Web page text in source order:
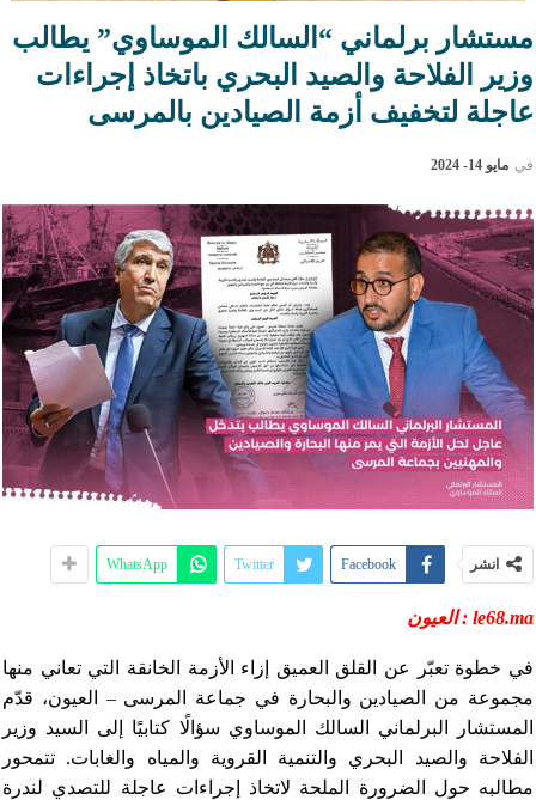
مستشار برلماني “السالك الموساوي” يطالب
وزير الفلاحة والصيد البحري باتخاذ إجراءات
عاجلة لتخفيف أزمة الصيادين بالمرسى
في مايو 14- 2024
انشر Facebook
Twitter
WhatsApp
le68.ma : العيون
في خطوة تعبّر عن القلق العميق إزاء الأزمة الخانقة التي تعاني منها
مجموعة من الصيادين والبحارة في جماعة المرسى – العيون، قدّم
المستشار البرلماني السالك الموساوي سؤالًا كتابيًا إلى السيد وزير
الفلاحة والصيد البحري والتنمية القروية والمياه والغابات. تتمحور
مطالبه حول الضرورة الملحة لاتخاذ إجراءات عاجلة للتصدي لندرة